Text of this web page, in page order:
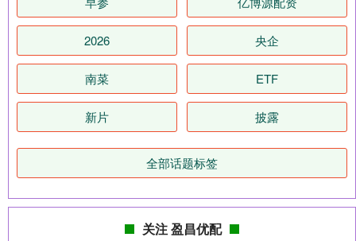
2026 央企
南菜 ETF
新片 披露
全部话题标签
关注 盈昌优配